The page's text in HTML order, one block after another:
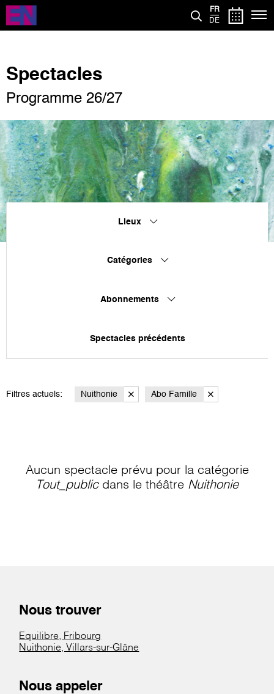
Aller
contenu
FR
DE
Spectacles
Programme 26/27
Lieux
Catégories
Abonnements
Spectacles précédents
Filtres actuels: Nuithonie Abo Famille
Aucun spectacle prévu pour la catégorie
Tout_publicdans le théâtre Nuithonie
Nous trouver
Equilibre, Fribourg
Nuithonie, Villars-sur-Glâne
Nous appeler